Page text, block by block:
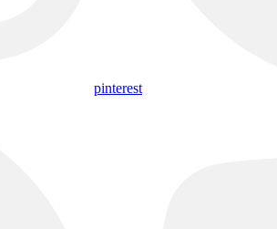
pinterest